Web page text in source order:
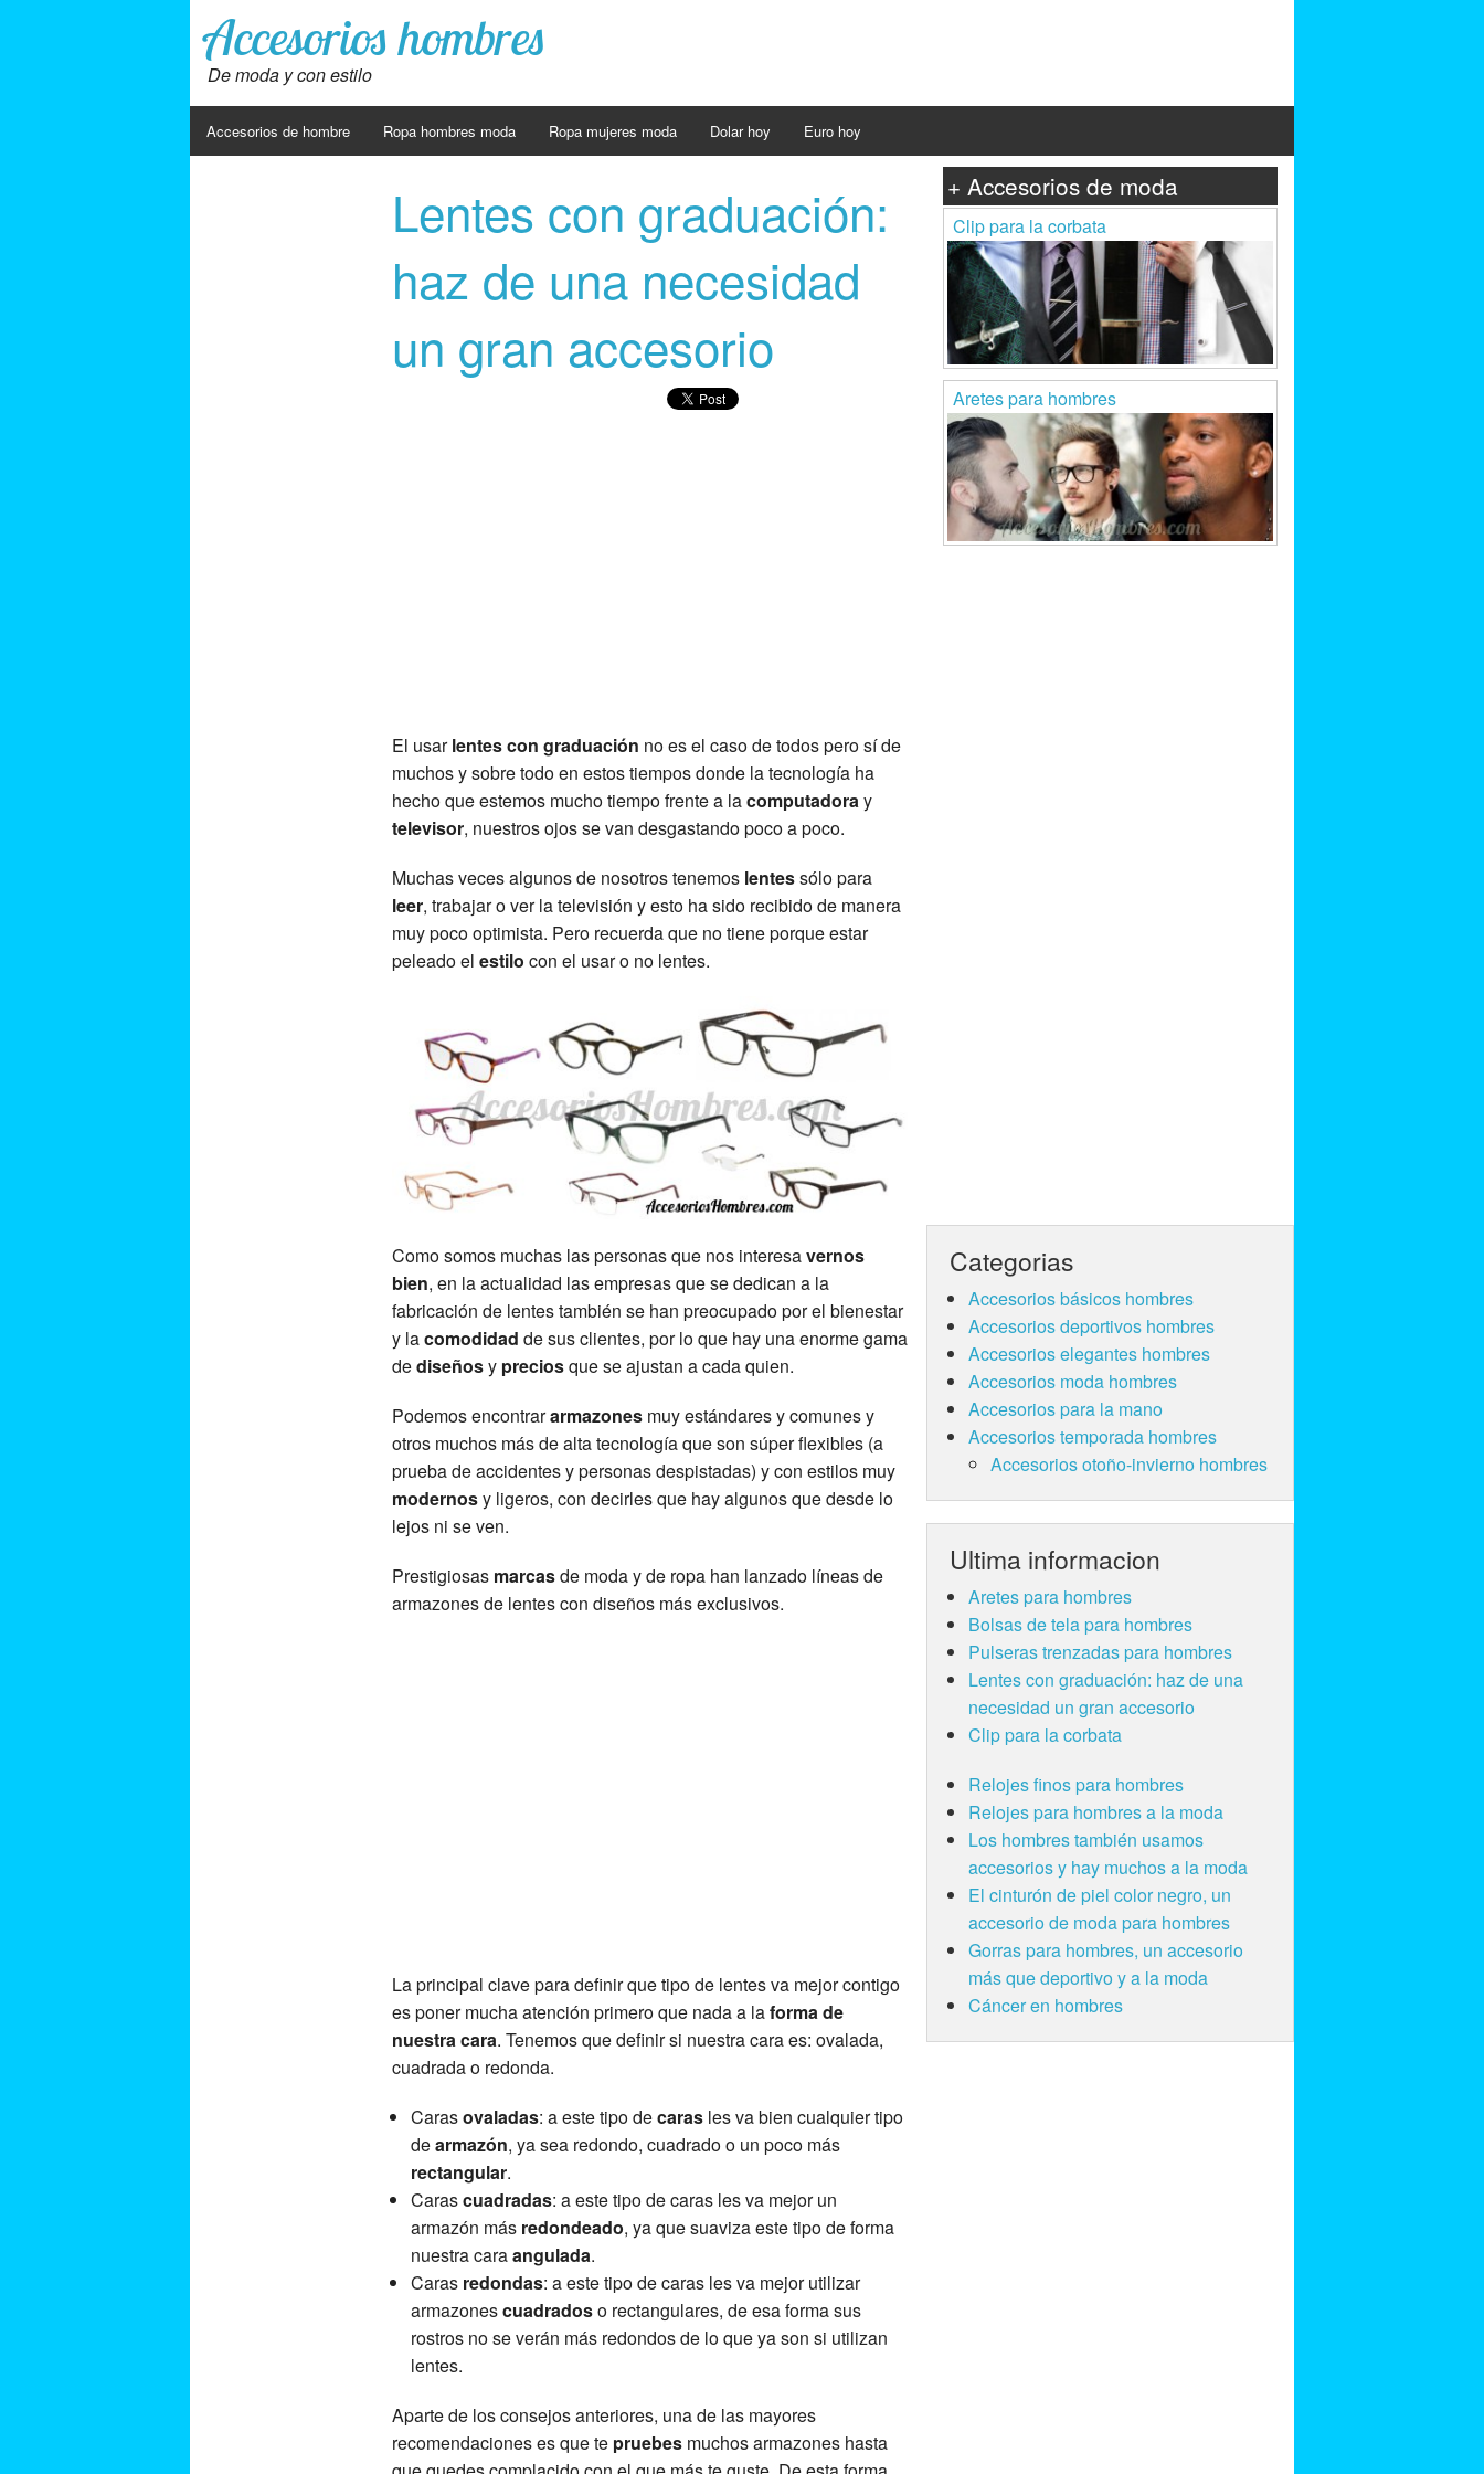
Accesorios hombres
De moda y con estilo
Accesorios de hombre Ropa hombres moda Ropa mujeres moda Dolar hoy Euro hoy
Lentes con graduación:
haz de una necesidad
un gran accesorio
El usarlentes con graduación no es el caso de todos pero sí de
muchos y sobre todo en estos tiempos donde la tecnología ha
hecho que estemos mucho tiempo frente a lacomputadoray
televisor, nuestros ojos se van desgastando poco a poco.
Muchas veces algunos de nosotros tenemos lentessólo para
leer, trabajar o ver la televisión y esto ha sido recibido de manera
muy poco optimista. Pero recuerda que no tiene porque estar
peleado el estilo con el usar o no lentes.
Como somos muchas las personas que nos interesavernos
bien, en la actualidad las empresas que se dedican a la
fabricación de lentes también se han preocupado por el bienestar
y lacomodidad de sus clientes, por lo que hay una enorme gama
dediseñosy preciosque se ajustan a cada quien.
Podemos encontrararmazonesmuy estándares y comunes y
otros muchos más de alta tecnología que son súper flexibles (a
prueba de accidentes y personas despistadas) y con estilos muy
modernosy ligeros, con decirles que hay algunos que desde lo
lejos ni se ven.
Prestigiosas marcasde moda y de ropa han lanzado líneas de
armazones de lentes con diseños más exclusivos.
La principal clave para definir que tipo de lentes va mejor contigo
es poner mucha atención primero que nada a laforma de
nuestra cara. Tenemos que definir si nuestra cara es: ovalada,
cuadrada o redonda.
Carasovaladas: a este tipo decaras les va bien cualquier tipo
dearmazón, ya sea redondo, cuadrado o un poco más
rectangular.
Carascuadradas: a este tipo de caras les va mejor un
armazón más redondeado, ya que suaviza este tipo de forma
nuestra caraangulada.
Caras redondas: a este tipo de caras les va mejor utilizar
armazonescuadradoso rectangulares, de esa forma sus
rostros no se verán más redondos de lo que ya son si utilizan
lentes.
Aparte de los consejos anteriores, una de las mayores
recomendaciones es que te pruebesmuchos armazones hasta
+ Accesorios de moda
Clip para la corbata
Aretes para hombres
Categorias
Accesorios básicos hombres
Accesorios deportivos hombres
Accesorios elegantes hombres
Accesorios moda hombres
Accesorios para la mano
Accesorios temporada hombres
Accesorios otoño-invierno hombres
Ultima informacion
Aretes para hombres
Bolsas de tela para hombres
Pulseras trenzadas para hombres
Lentes con graduación: haz de una
necesidad un gran accesorio
Clip para la corbata
Relojes finos para hombres
Relojes para hombres a la moda
Los hombres también usamos
accesorios y hay muchos a la moda
El cinturón de piel color negro, un
accesorio de moda para hombres
Gorras para hombres, un accesorio
más que deportivo y a la moda
Cáncer en hombres